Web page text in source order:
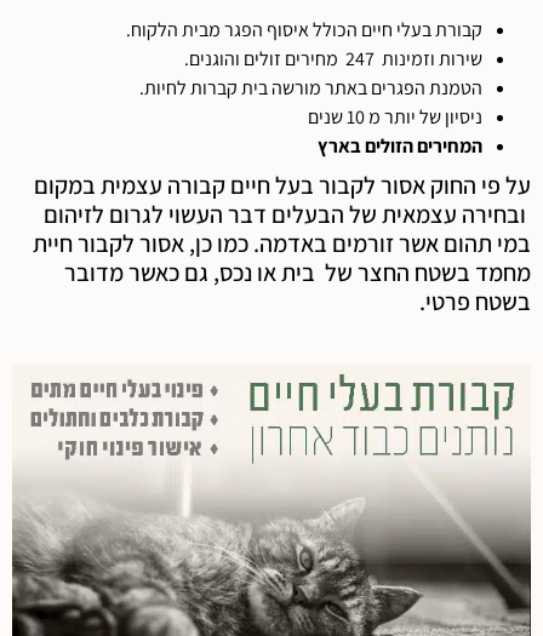
קבורת בעלי חיים הכולל איסוף הפגר מבית הלקוח.
שירות וזמינות 247 מחירים זולים והוגנים.
הטמנת הפגרים באתר מורשה בית קברות לחיות.
ניסיון של יותר מ 10 שנים
המחירים הזולים בארץ
על פי החוק אסור לקבור בעל חיים קבורה עצמית במקום
ובחירה עצמאית של הבעלים דבר העשוי לגרום לזיהום
במי תהום אשר זורמים באדמה. כמו כן, אסור לקבור חיית
מחמד בשטח החצר של בית או נכס, גם כאשר מדובר
בשטח פרטי.